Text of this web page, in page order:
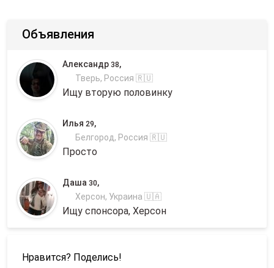
Объявления
Александр 38,
Тверь, Россия 🇷🇺
Ищу вторую половинку
Илья 29,
Белгород, Россия 🇷🇺
Просто
Даша 30,
Херсон, Украина 🇺🇦
Ищу спонсора, Херсон
Нравится? Поделись!